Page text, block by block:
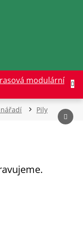
modulární
Pily